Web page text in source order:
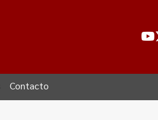
Contacto